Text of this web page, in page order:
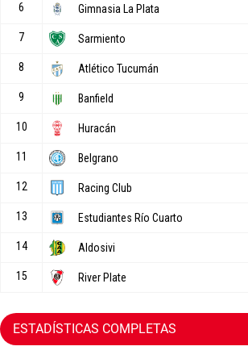
ESTADÍSTICAS COMPLETAS